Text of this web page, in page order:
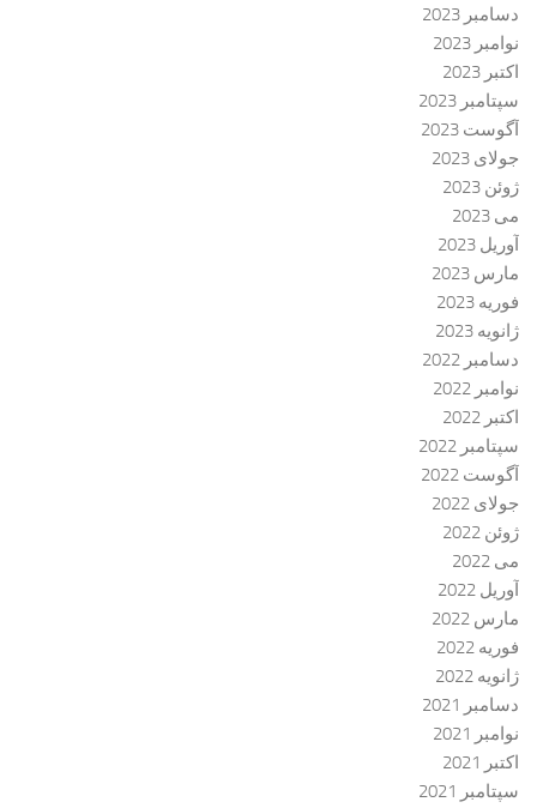
دسامبر 2023
نوامبر 2023
اکتبر 2023
سپتامبر 2023
آگوست 2023
جولای 2023
ژوئن 2023
می 2023
آوریل 2023
مارس 2023
فوریه 2023
ژانویه 2023
دسامبر 2022
نوامبر 2022
اکتبر 2022
سپتامبر 2022
آگوست 2022
جولای 2022
ژوئن 2022
می 2022
آوریل 2022
مارس 2022
فوریه 2022
ژانویه 2022
دسامبر 2021
نوامبر 2021
اکتبر 2021
سپتامبر 2021